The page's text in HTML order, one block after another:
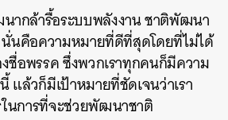
กล้ารื้อระบบพลังงาน ชาติพัฒนา
นั่นคือความหมายที่ดีที่สุดโดยที่ไม่ได้
ชื่อพรรค ซึ่งพวกเราทุกคนก็มีความ
แล้วก็มีเป้าหมายที่ชัดเจนว่าเรา
นการที่จะช่วยพัฒนาชาติ